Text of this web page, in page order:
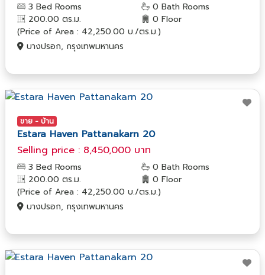
3 Bed Rooms
0 Bath Rooms
200.00 ตร.ม.
0 Floor
(Price of Area : 42,250.00 บ./ตร.ม.)
บางปรอก, กรุงเทพมหานคร
ขาย - บ้าน
Estara Haven Pattanakarn 20
Selling price : 8,450,000 บาท
3 Bed Rooms
0 Bath Rooms
200.00 ตร.ม.
0 Floor
(Price of Area : 42,250.00 บ./ตร.ม.)
บางปรอก, กรุงเทพมหานคร